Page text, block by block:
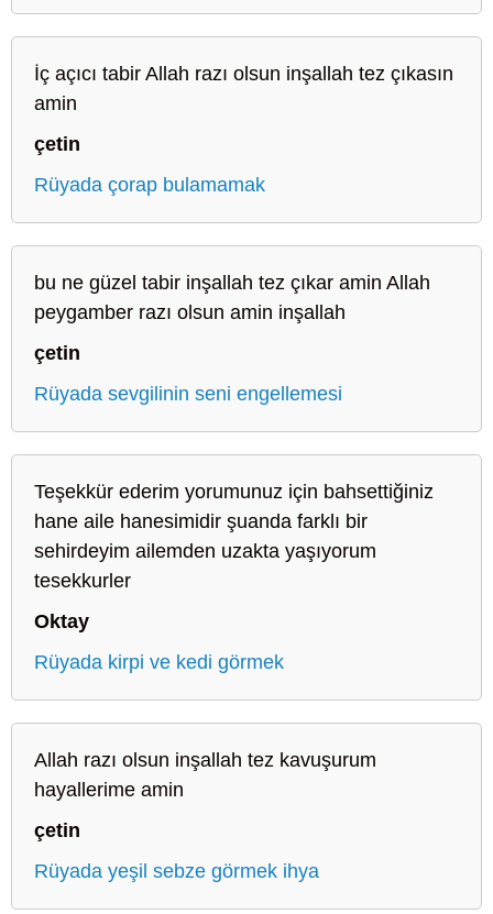
İç açıcı tabir Allah razı olsun inşallah tez çıkasın
amin
çetin
Rüyada çorap bulamamak
bu ne güzel tabir inşallah tez çıkar amin Allah
peygamber razı olsun amin inşallah
çetin
Rüyada sevgilinin seni engellemesi
Teşekkür ederim yorumunuz için bahsettiğiniz
hane aile hanesimidir şuanda farklı bir
sehirdeyim ailemden uzakta yaşıyorum
tesekkurler
Oktay
Rüyada kirpi ve kedi görmek
Allah razı olsun inşallah tez kavuşurum
hayallerime amin
çetin
Rüyada yeşil sebze görmek ihya